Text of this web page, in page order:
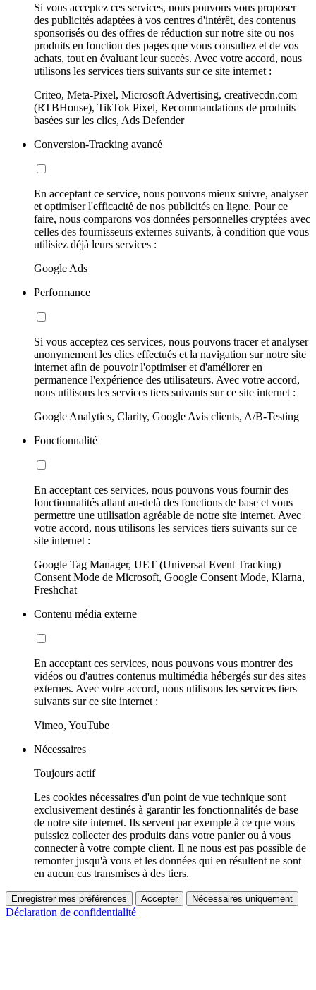
Si vous acceptez ces services, nous pouvons vous proposer
des publicités adaptées à vos centres d'intérêt, des contenus
sponsorisés ou des offres de réduction sur notre site ou nos
produits en fonction des pages que vous consultez et de vos
achats, tout en évaluant leur succès. Avec votre accord, nous
utilisons les services tiers suivants sur ce site internet :
Criteo, Meta-Pixel, Microsoft Advertising, creativecdn.com
(RTBHouse), TikTok Pixel, Recommandations de produits
basées sur les clics, Ads Defender
Conversion-Tracking avancé
En acceptant ce service, nous pouvons mieux suivre, analyser
et optimiser l'efficacité de nos publicités en ligne. Pour ce
faire, nous comparons vos données personnelles cryptées avec
celles des fournisseurs externes suivants, à condition que vous
utilisiez déjà leurs services :
Google Ads
Performance
Si vous acceptez ces services, nous pouvons tracer et analyser
anonymement les clics effectués et la navigation sur notre site
internet afin de pouvoir l'optimiser et d'améliorer en
permanence l'expérience des utilisateurs. Avec votre accord,
nous utilisons les services tiers suivants sur ce site internet :
Google Analytics, Clarity, Google Avis clients, A/B-Testing
Fonctionnalité
En acceptant ces services, nous pouvons vous fournir des
fonctionnalités allant au-delà des fonctions de base et vous
permettre une utilisation agréable de notre site internet. Avec
votre accord, nous utilisons les services tiers suivants sur ce
site internet :
Google Tag Manager, UET (Universal Event Tracking)
Consent Mode de Microsoft, Google Consent Mode, Klarna,
Freshchat
Contenu média externe
En acceptant ces services, nous pouvons vous montrer des
vidéos ou d'autres contenus multimédia hébergés sur des sites
externes. Avec votre accord, nous utilisons les services tiers
suivants sur ce site internet :
Vimeo, YouTube
Nécessaires
Toujours actif
Les cookies nécessaires d'un point de vue technique sont
exclusivement destinés à garantir les fonctionnalités de base
de notre site internet. Ils servent par exemple à ce que vous
puissiez collecter des produits dans votre panier ou à vous
connecter à votre compte client. Il ne nous est pas possible de
remonter jusqu'à vous et les données qui en résultent ne sont
en aucun cas transmises à des tiers.
Enregistrer mes préférences Accepter Nécessaires uniquement
Déclaration de confidentialité